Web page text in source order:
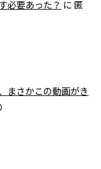
必要あった？ に 匿
まさかこの動画がき